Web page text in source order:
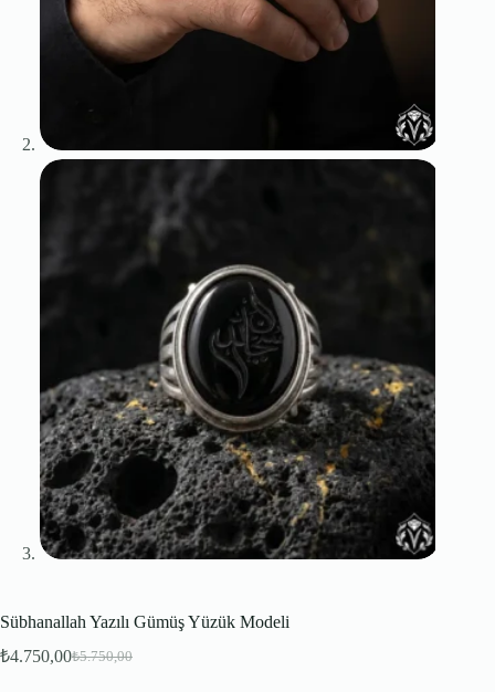
Sübhanallah Yazılı Gümüş Yüzük Modeli
₺5.750,00
Orijinal
₺4.750,00Şu